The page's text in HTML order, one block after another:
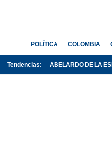
POLÍTICA COLOMBIA
Tendencias: ABELARDO DE LA